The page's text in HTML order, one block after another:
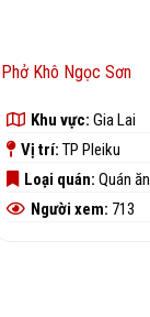
Phở Khô Ngọc Sơn
Khu vực: Gia Lai
Vị trí: TP Pleiku
Loại quán: Quán ăn
Người xem: 713